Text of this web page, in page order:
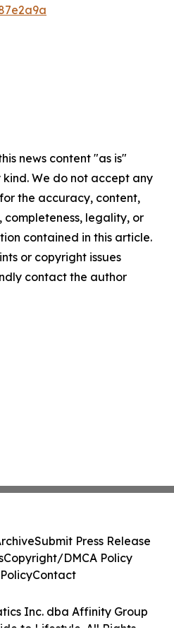
news content "as is"
We do not accept any
the accuracy, content,
completeness, legality, or
contained in this article.
or copyright issues
contact the author
Inc. dba Affinity Group
to Lifestyle. All Rights
Submit Press Release
Copyright/DMCA Policy
Contact